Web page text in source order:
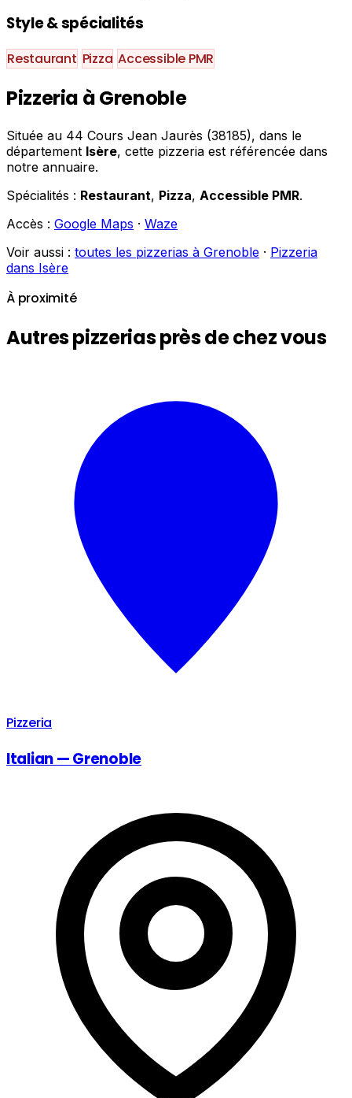
Style & spécialités
Restaurant Pizza Accessible PMR
Pizzeria à Grenoble
Située au 44 Cours Jean Jaurès (38185), dans le
département Isère, cette pizzeria est référencée dans
notre annuaire.
Spécialités : Restaurant, Pizza, Accessible PMR.
Accès : Google Maps · Waze
Voir aussi : toutes les pizzerias à Grenoble · Pizzeria
dans Isère
À proximité
Autres pizzerias près de chez vous
Pizzeria
Italian — Grenoble